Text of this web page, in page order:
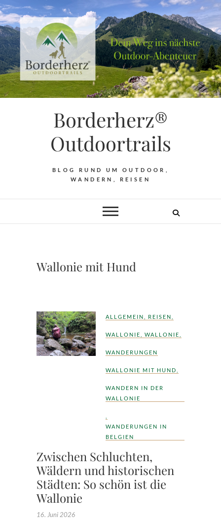
Borderherz®
Outdoortrails
BLOG RUND UM OUTDOOR,
WANDERN, REISEN
Wallonie mit Hund
ALLGEMEIN REISEN
WALLONIE WALLONIE
WANDERUNGEN
WALLONIE MIT HUND
WANDERN IN DER
WALLONIE
WANDERUNGEN IN
BELGIEN
Zwischen Schluchten,
Wäldern und historischen
Städten: So schön ist die
Wallonie
16. Juni 2026